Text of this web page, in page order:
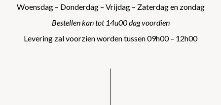
Woensdag – Donderdag – Vrijdag – Zaterdag en zondag
Bestellen kan tot 14u00 dag voordien
Levering zal voorzien worden tussen 09h00 – 12h00